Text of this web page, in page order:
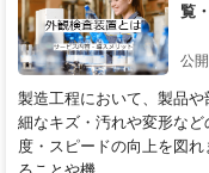
覧
公
製造工程において、製品
細なキズ・汚れや変形な
度・スピードの向上を図